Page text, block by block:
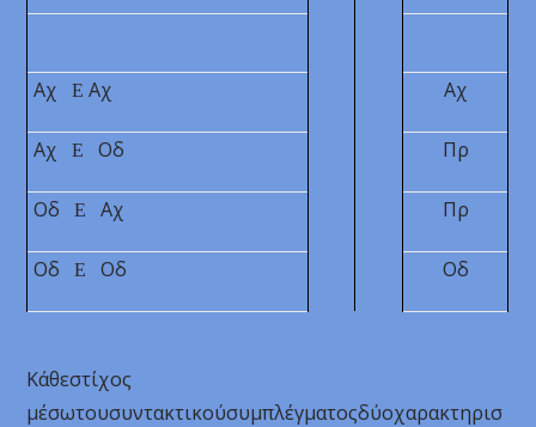
ΑχΕ Αχ Αχ
ΑχΕ Οδ Πρ
ΟδΕ Αχ Πρ
ΟδΕ Οδ Οδ
Κάθεστίχος
μέσωτουσυντακτικούσυμπλέγματοςδύοχαρακτηρισ